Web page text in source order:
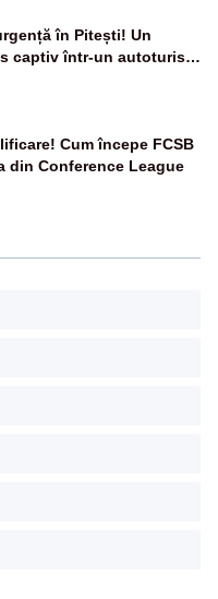
în Pitești! Un
captiv într-un autoturism
Cum începe FCSB
din Conference League